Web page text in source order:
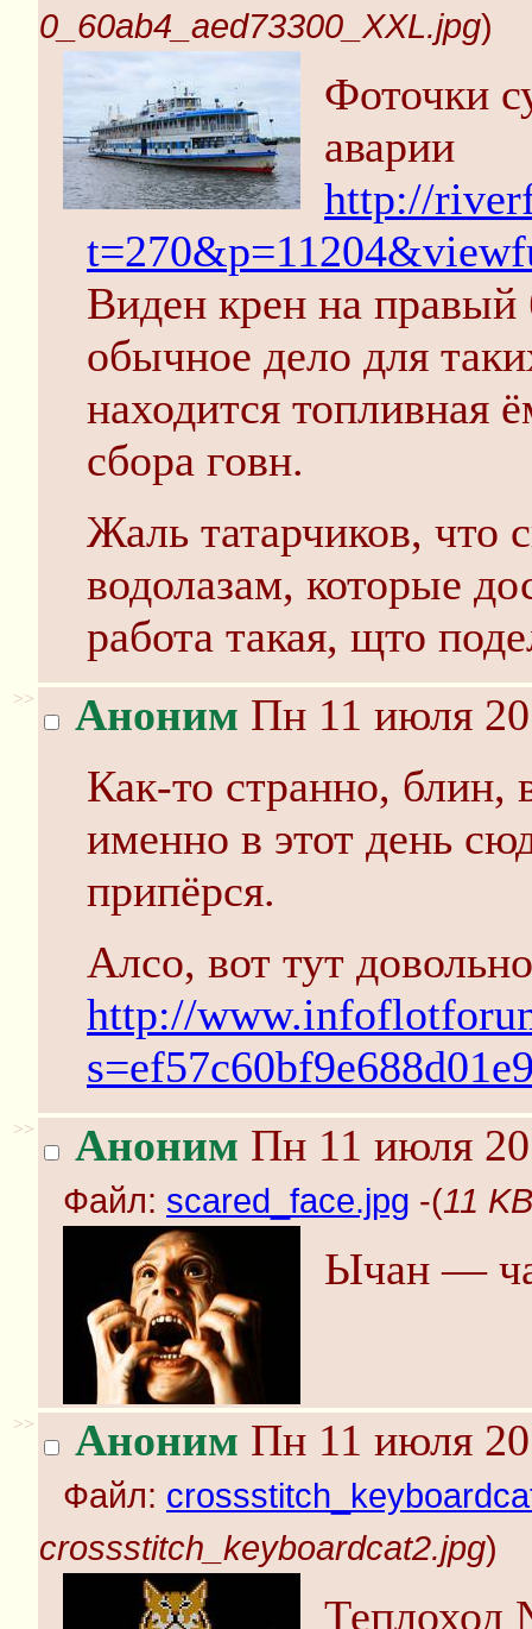
0_60ab4_aed73300_XXL.jpg)
Фоточки
аварии
http://
Виден крен на правый
обычное дело для
находится топливная
сбора говн.
Жаль татарчиков, что
водолазам, которые
работа такая, щто
>> Аноним Пн 11 июля
Как-то странно, блин,
именно в этот день
припёрся.
Алсо, вот тут
http://
>> Аноним Пн 11 июля
Файл: scared_face.jpg -(11
Ычан —
>> Аноним Пн 11 июля
Файл:
crossstitch_keyboardcat2.jpg)
Теплоход